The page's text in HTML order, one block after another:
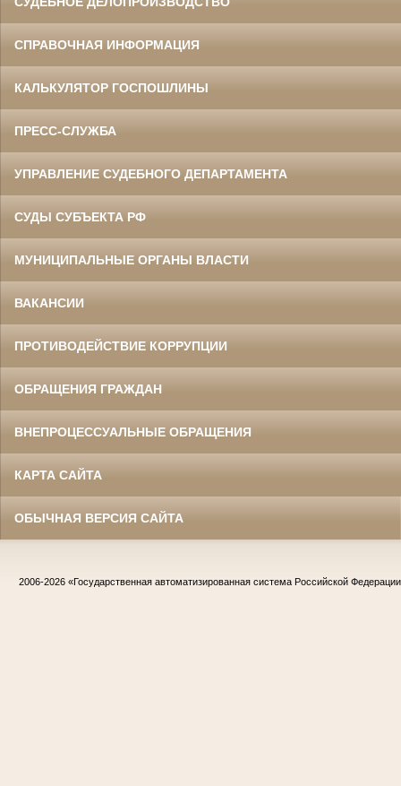
СПРАВОЧНАЯ ИНФОРМАЦИЯ
КАЛЬКУЛЯТОР ГОСПОШЛИНЫ
ПРЕСС-СЛУЖБА
УПРАВЛЕНИЕ СУДЕБНОГО ДЕПАРТАМЕНТА
СУДЫ СУБЪЕКТА РФ
МУНИЦИПАЛЬНЫЕ ОРГАНЫ ВЛАСТИ
ВАКАНСИИ
ПРОТИВОДЕЙСТВИЕ КОРРУПЦИИ
ОБРАЩЕНИЯ ГРАЖДАН
ВНЕПРОЦЕССУАЛЬНЫЕ ОБРАЩЕНИЯ
КАРТА САЙТА
ОБЫЧНАЯ ВЕРСИЯ САЙТА
2006-2026 «Государственная автоматизированная система Российской